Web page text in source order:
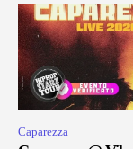
Caparezza